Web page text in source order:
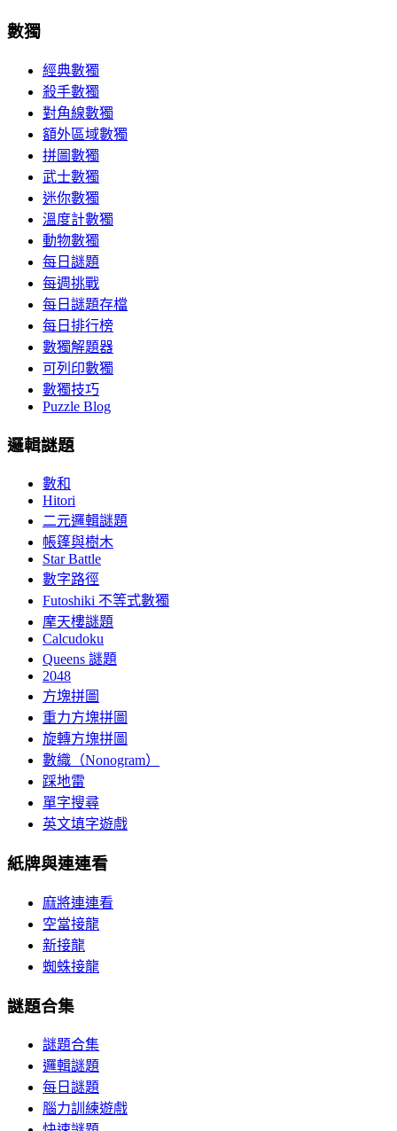
數獨
經典數獨
殺手數獨
對角線數獨
額外區域數獨
拼圖數獨
武士數獨
迷你數獨
溫度計數獨
動物數獨
每日謎題
每週挑戰
每日謎題存檔
每日排行榜
數獨解題器
可列印數獨
數獨技巧
Puzzle Blog
邏輯謎題
數和
Hitori
二元邏輯謎題
帳篷與樹木
Star Battle
數字路徑
Futoshiki 不等式數獨
摩天樓謎題
Calcudoku
Queens 謎題
2048
方塊拼圖
重力方塊拼圖
旋轉方塊拼圖
數織（Nonogram）
踩地雷
單字搜尋
英文填字遊戲
紙牌與連連看
麻將連連看
空當接龍
新接龍
蜘蛛接龍
謎題合集
謎題合集
邏輯謎題
每日謎題
腦力訓練遊戲